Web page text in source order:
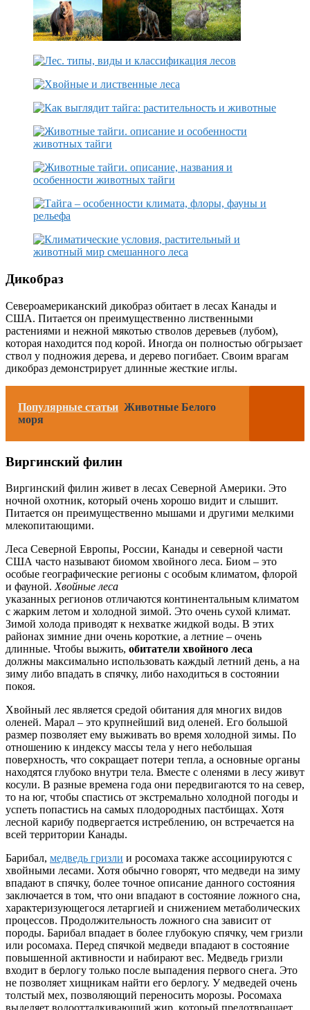
Дикобраз
Североамериканский дикобраз обитает в лесах Канады и
США. Питается он преимущественно лиственными
растениями и нежной мякотью стволов деревьев (лубом),
которая находится под корой. Иногда он полностью обгрызает
ствол у подножия дерева, и дерево погибает. Своим врагам
дикобраз демонстрирует длинные жесткие иглы.
Популярные статьи Животные Белого
моря
Виргинский филин
Виргинский филин живет в лесах Северной Америки. Это
ночной охотник, который очень хорошо видит и слышит.
Питается он преимущественно мышами и другими мелкими
млекопитающими.
Леса Северной Европы, России, Канады и северной части
США часто называют биомом хвойного леса. Биом – это
особые географические регионы с особым климатом, флорой
и фауной. Хвойные леса
указанных регионов отличаются континентальным климатом
с жарким летом и холодной зимой. Это очень сухой климат.
Зимой холода приводят к нехватке жидкой воды. В этих
районах зимние дни очень короткие, а летние – очень
длинные. Чтобы выжить, обитатели хвойного леса
должны максимально использовать каждый летний день, а на
зиму либо впадать в спячку, либо находиться в состоянии
покоя.
Хвойный лес является средой обитания для многих видов
оленей. Марал – это крупнейший вид оленей. Его большой
размер позволяет ему выживать во время холодной зимы. По
отношению к индексу массы тела у него небольшая
поверхность, что сокращает потери тепла, а основные органы
находятся глубоко внутри тела. Вместе с оленями в лесу живут
косули. В разные времена года они передвигаются то на север,
то на юг, чтобы спастись от экстремально холодной погоды и
успеть попастись на самых плодородных пастбищах. Хотя
лесной карибу подвергается истреблению, он встречается на
всей территории Канады.
Барибал, медведь гризли и росомаха также ассоциируются с
хвойными лесами. Хотя обычно говорят, что медведи на зиму
впадают в спячку, более точное описание данного состояния
заключается в том, что они впадают в состояние ложного сна,
характеризующегося летаргией и снижением метаболических
процессов. Продолжительность ложного сна зависит от
породы. Барибал впадает в более глубокую спячку, чем гризли
или росомаха. Перед спячкой медведи впадают в состояние
повышенной активности и набирают вес. Медведь гризли
входит в берлогу только после выпадения первого снега. Это
не позволяет хищникам найти его берлогу. У медведей очень
толстый мех, позволяющий переносить морозы. Росомаха